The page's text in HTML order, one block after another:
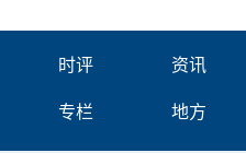
时评 资讯
专栏 地方